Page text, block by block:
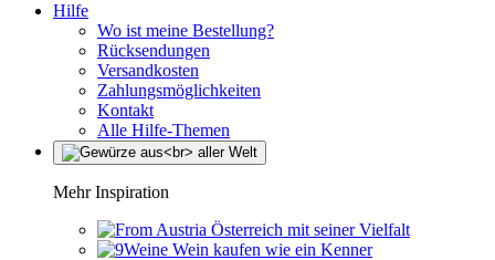
Hilfe
Wo ist meine Bestellung?
Rücksendungen
Versandkosten
Zahlungsmöglichkeiten
Kontakt
Alle Hilfe-Themen
Mehr Inspiration
Österreich mit seiner Vielfalt
Wein kaufen wie ein Kenner